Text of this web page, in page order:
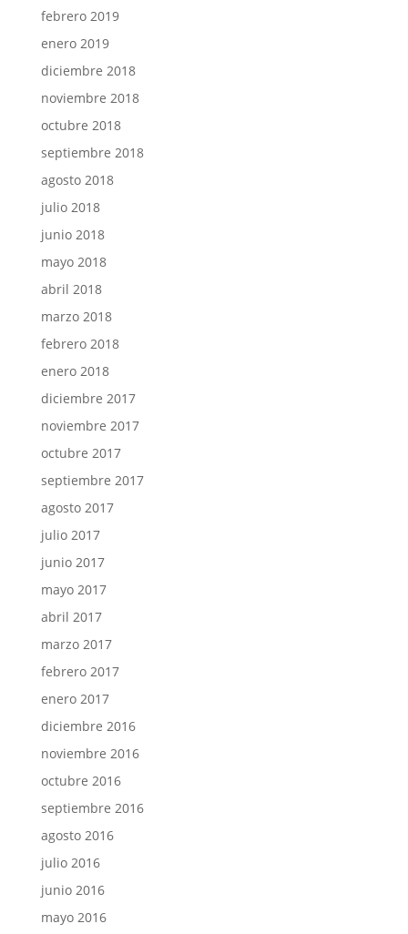
febrero 2019
enero 2019
diciembre 2018
noviembre 2018
octubre 2018
septiembre 2018
agosto 2018
julio 2018
junio 2018
mayo 2018
abril 2018
marzo 2018
febrero 2018
enero 2018
diciembre 2017
noviembre 2017
octubre 2017
septiembre 2017
agosto 2017
julio 2017
junio 2017
mayo 2017
abril 2017
marzo 2017
febrero 2017
enero 2017
diciembre 2016
noviembre 2016
octubre 2016
septiembre 2016
agosto 2016
julio 2016
junio 2016
mayo 2016